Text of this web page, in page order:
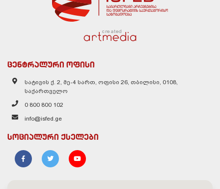
created
ცენტრალური ოფისი
სატივის ქ. 2, მე-4 სართ, ოფისი 26, თბილისი, 0108,
საქართველო
0 800 800 102
info@isfed.ge
სოციალური ქსელები